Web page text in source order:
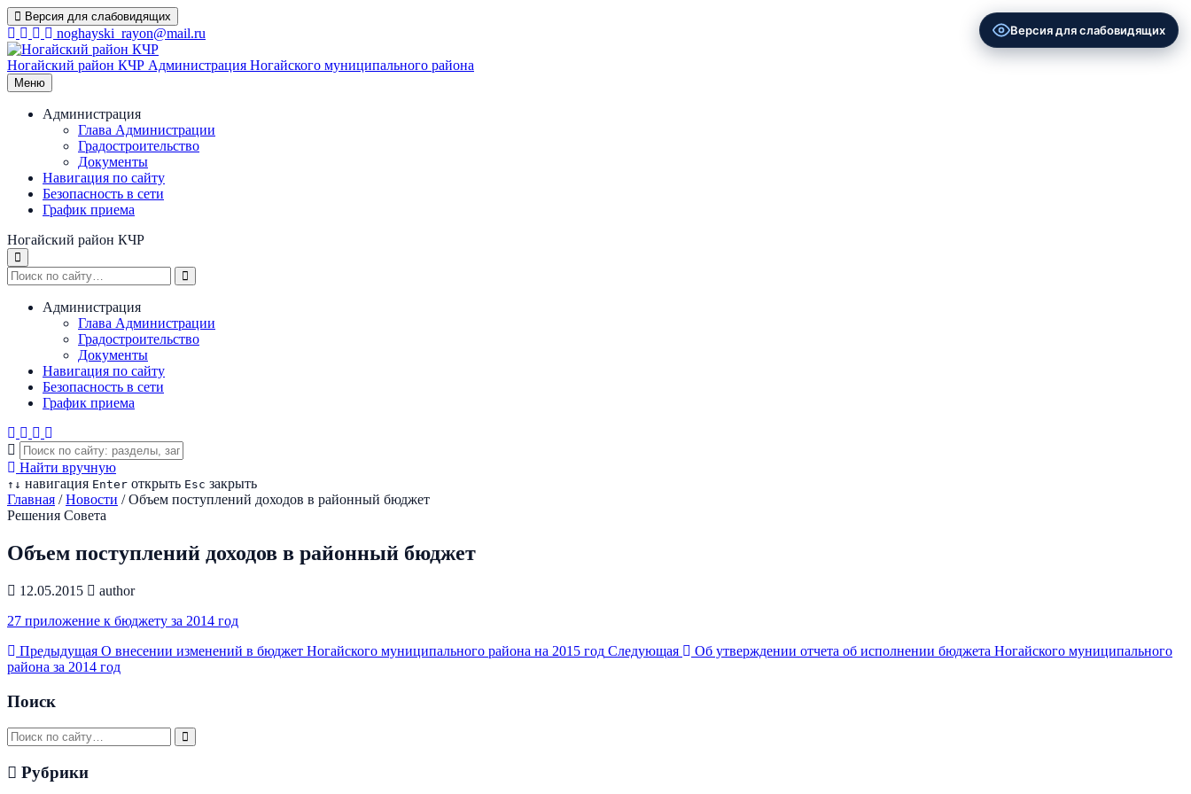
Перейти
к
содержимому
Версия для слабовидящих
noghayski_rayon@mail.ru
Ногайский район КЧР Администрация Ногайского муниципального района
Меню
Администрация
Глава Администрации
Градостроительство
Документы
Навигация по сайту
Безопасность в сети
График приема
Ногайский район КЧР
Администрация
Глава Администрации
Градостроительство
Документы
Навигация по сайту
Безопасность в сети
График приема
Найти вручную
↑ ↓ навигация Enter открыть Esc закрыть
Главная / Новости / Объем поступлений доходов в районный бюджет
Решения Совета
Объем поступлений доходов в районный бюджет
12.05.2015
author
27 приложение к бюджету за 2014 год
Предыдущая О внесении изменений в бюджет Ногайского муниципального района на 2015 год Следующая
Об утверждении отчета об исполнении бюджета Ногайского муниципального
района за 2014 год
Поиск
Рубрики
Версия для слабовидящих